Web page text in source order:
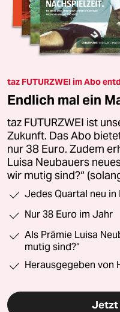
taz FUTURZWEI im Abo
Endlich mal ein
taz FUTURZWEI ist
Zukunft. Das Abo
nur 38 Euro. Zudem
Luisa Neubauers
wir mutig sind?“
Jedes Quartal neu in
Nur 38 Euro im Jahr
Als Prämie Luisa
mutig sind?“
Herausgegeben von
Jetzt